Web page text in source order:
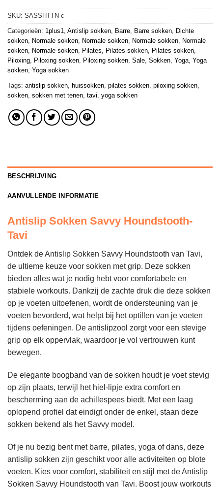
SKU: SASSHTTN-c
Categorieën: 1plus1 Antislip sokken Barre Barre sokken
Dichte
sokken
Normale sokken Normale sokken Normale sokken
Normale
sokken
Normale sokken Pilates Pilates sokken Pilates sokken
Piloxing
Piloxing sokken Piloxing sokken Sale Sokken Yoga Yoga
sokken Yoga sokken
Tags: antislip sokken huissokken pilates sokken piloxing sokken
sokken sokken met tenen tavi yoga sokken
BESCHRIJVING
AANVULLENDE INFORMATIE
Antislip Sokken Savvy Houndstooth-
Tavi
Ontdek de Antislip Sokken Savvy Houndstooth van Tavi,
de ultieme keuze voor sokken met grip. Deze sokken
bieden alles wat je nodig hebt voor comfortabele en
stabiele workouts. Dankzij de zachte druk die deze sokken
op je voeten uitoefenen, wordt de ondersteuning van je
voeten bevorderd, wat helpt bij het optillen van je voeten
tijdens oefeningen. De antislipzool zorgt voor een stevige
grip op elk oppervlak, waardoor je vol vertrouwen kunt
bewegen.
De elegante boogband van de sokken houdt je voet stevig
op zijn plaats, terwijl het hiel-lipje extra comfort en
bescherming aan de achillespees biedt. Met een laag
oplopend profiel dat eindigt onder de enkel, staan deze
sokken bekend als het Savvy model.
Of je nu bezig bent met barre, pilates, yoga of dans, deze
antislip sokken zijn geschikt voor alle activiteiten op blote
voeten. Kies voor comfort, stabiliteit en stijl met de Antislip
Sokken Savvy Houndstooth van Tavi. Boost jouw workouts